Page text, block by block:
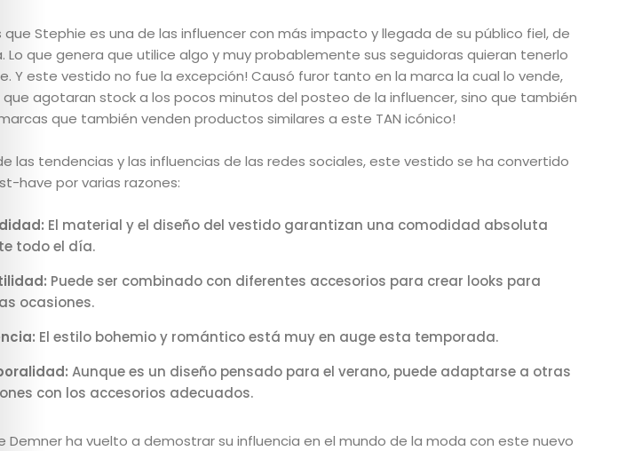
que Stephie es una de las influencer con más impacto y llegada de su público fiel, de
Lo que genera que utilice algo y muy probablemente sus seguidoras quieran tenerlo
Y este vestido no fue la excepción! Causó furor tanto en la marca la cual lo vende,
agotaran stock a los pocos minutos del posteo de la influencer, sino que también
que también venden productos similares a este TAN icónico!
las tendencias y las influencias de las redes sociales, este vestido se ha convertido
have por varias razones:
El material y el diseño del vestido garantizan una comodidad absoluta
todo el día.
Puede ser combinado con diferentes accesorios para crear looks para
ocasiones.
El estilo bohemio y romántico está muy en auge esta temporada.
Aunque es un diseño pensado para el verano, puede adaptarse a otras
con los accesorios adecuados.
Demner ha vuelto a demostrar su influencia en el mundo de la moda con este nuevo